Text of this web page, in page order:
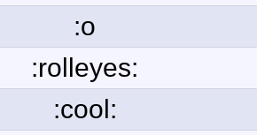
:o
:rolleyes:
:cool: